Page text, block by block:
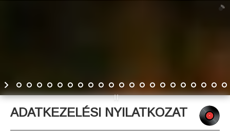
ADATKEZELÉSI NYILATKOZAT